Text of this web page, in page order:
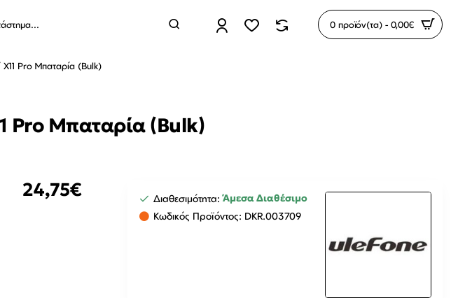
0 προϊόν(τα) - 0,00€
Pro Μπαταρία (Bulk)
Pro Μπαταρία (Bulk)
24,75€ Διαθεσιμότητα: Άμεσα Διαθέσιμο
Κωδικός Προϊόντος: DKR.003709